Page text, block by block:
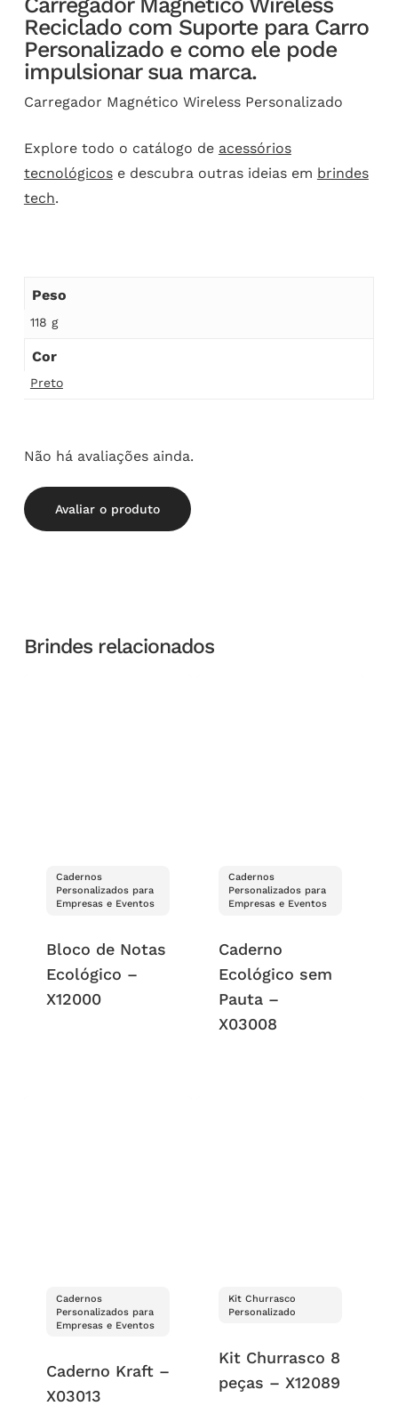
Carregador Magnético Wireless
Reciclado com Suporte para Carro
Personalizado e como ele pode
impulsionar sua marca.
Carregador Magnético Wireless Personalizado
Explore todo o catálogo de acessórios
tecnológicose descubra outras ideias em brindes
tech.
Peso
118 g
Cor
Preto
Não há avaliações ainda.
Avaliar o produto
Brindes relacionados
Cadernos
Personalizados para
Empresas e Eventos
Bloco de Notas
Ecológico –
X12000
Cadernos
Personalizados para
Empresas e Eventos
Caderno
Ecológico sem
Pauta –
X03008
Cadernos
Personalizados para
Empresas e Eventos
Caderno Kraft –
X03013
Kit Churrasco
Personalizado
Kit Churrasco 8
peças – X12089